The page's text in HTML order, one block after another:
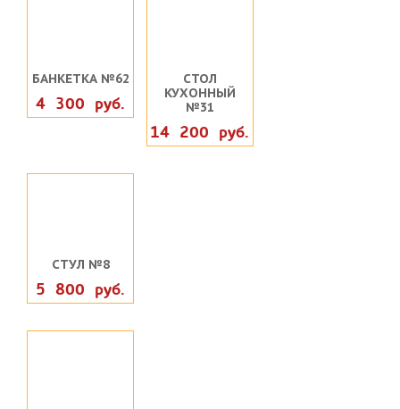
БАНКЕТКА №62
4 300 руб.
СТОЛ
КУХОННЫЙ
№31
14 200 руб.
СТУЛ №8
5 800 руб.